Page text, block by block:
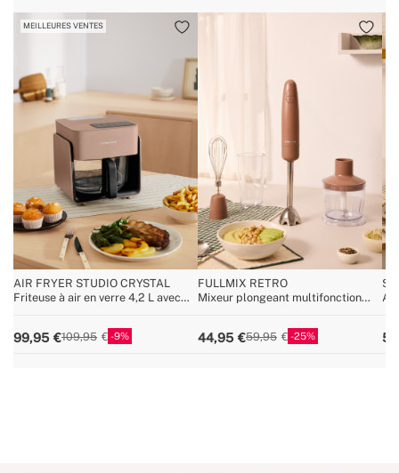
MEILLEURES VENTES
AIR FRYER STUDIO CRYSTAL
Friteuse à air en verre 4,2 L avec
99,95 109,95 9
FULLMIX RETRO
Mixeur plongeant multifonction
44,95 59,95 25